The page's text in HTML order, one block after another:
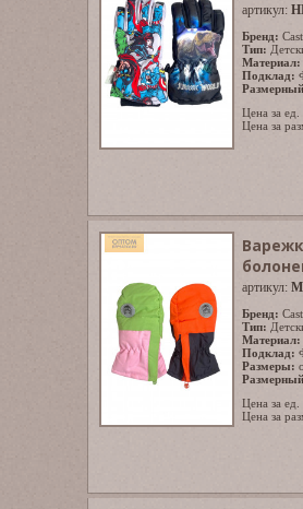
артикул:
Бренд:
Тип:
Материал:
Подклад:
Цена за
Цена за
артикул:
Бренд:
Тип:
Материал:
Подклад:
Размеры:
Цена за
Цена за